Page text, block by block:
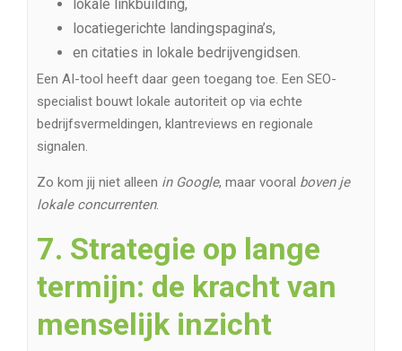
lokale linkbuilding,
locatiegerichte landingspagina’s,
en citaties in lokale bedrijvengidsen.
Een AI-tool heeft daar geen toegang toe. Een SEO-
specialist bouwt lokale autoriteit op via echte
bedrijfsvermeldingen, klantreviews en regionale
signalen.
Zo kom jij niet alleen in Google, maar vooral boven je
lokale concurrenten.
7. Strategie op lange
termijn: de kracht van
menselijk inzicht